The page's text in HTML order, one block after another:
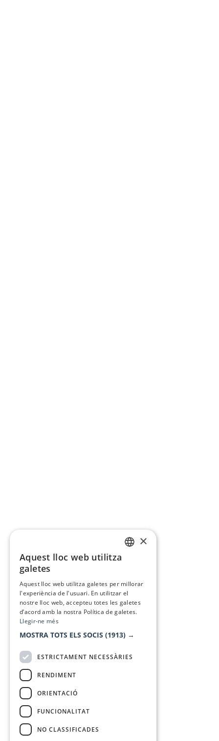
×
Aquest lloc web utilitza
galetes
Aquest lloc web utilitza galetes per millorar
l'experiència de l'usuari. En utilitzar el
nostre lloc web, accepteu totes les galetes
d’acord amb la nostra Política de galetes.
Llegir-ne més
MOSTRA TOTS ELS SOCIS (1913) →
ESTRICTAMENT NECESSÀRIES
RENDIMENT
ORIENTACIÓ
FUNCIONALITAT
NO CLASSIFICADES